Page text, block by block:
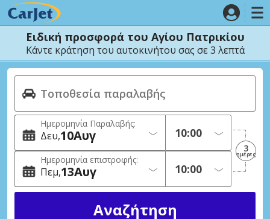
Ειδική προσφορά του Αγίου Πατρικίου
Κάντε κράτηση του αυτοκινήτου σας σε 3 λεπτά
Ημερομηνία Παραλαβής:
Δευ 10Αυγ
Ημερομηνία επιστροφής:
Πεμ 13Αυγ
3
ημέρες